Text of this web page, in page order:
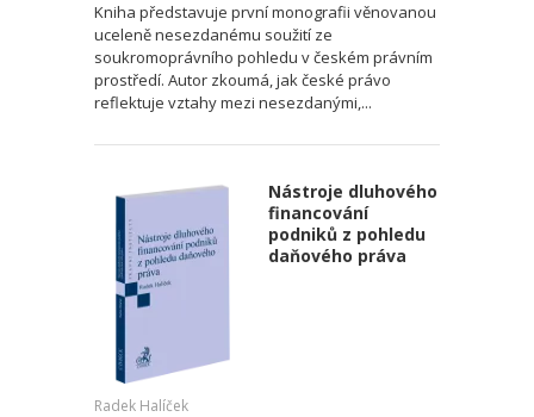
Kniha představuje první monografii věnovanou
uceleně nesezdanému soužití ze
soukromoprávního pohledu v českém právním
prostředí. Autor zkoumá, jak české právo
reflektuje vztahy mezi nesezdanými,...
Nástroje dluhového
financování
podniků z pohledu
daňového práva
Radek Halíček